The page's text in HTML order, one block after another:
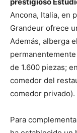
prestigioso
Ancona, Italia, en
Grandeur ofrece
Además, alberga
de 1.600 piezas;
comedor del
comedor privado).
Para